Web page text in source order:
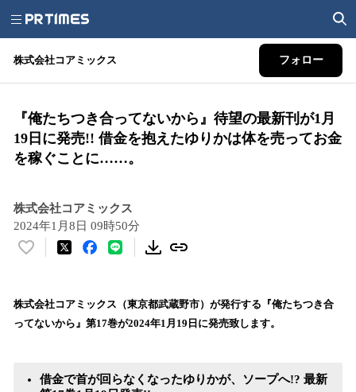
株式会社コアミックス フォロー
『俺たちつき合ってないから』待望の最新刊が1月
19日に発売!! 借金を抱えたゆりかは体を売ってお金
を稼ぐことに……。
株式会社コアミックス
2024年1月8日 09時50分
い
！
数
株式会社コアミックス（東京都武蔵野市）が発行する『俺たちつき合
ってないから』第17巻が2024年1月19日に発売致します。
借金で首が回らなくなったゆりかが、ソープへ!? 最新